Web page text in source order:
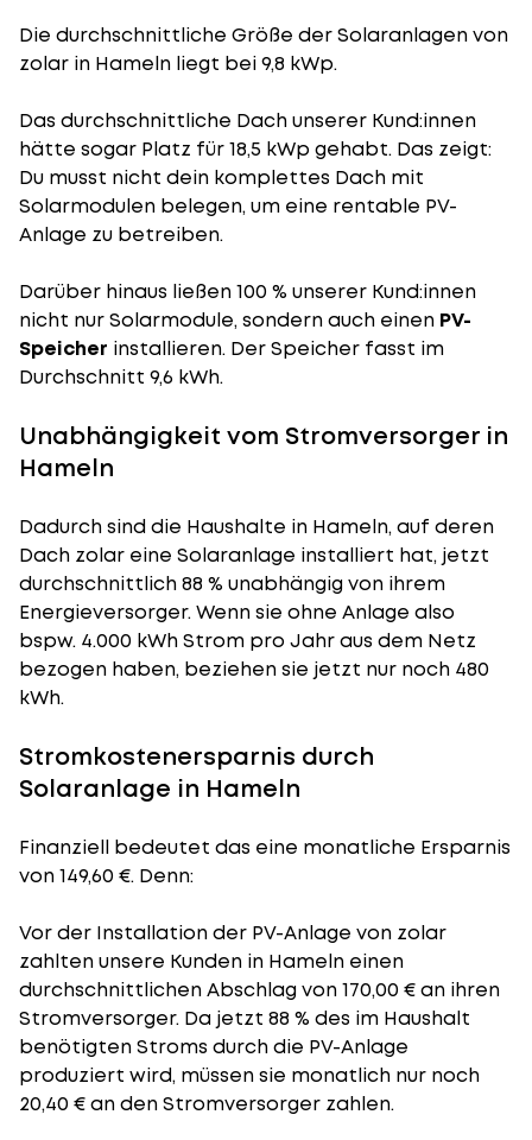
Die durchschnittliche Größe der Solaranlagenvon
zolar in Hameln liegt bei 9,8 kWp.
Das durchschnittliche Dach unserer Kund:innen
hätte sogar Platz für 18,5 kWp gehabt. Das zeigt:
Du musst nicht dein komplettes Dach mit
Solarmodulen belegen, um eine rentable PV-
Anlage zu betreiben.
Darüber hinaus ließen 100 % unserer Kund:innen
nicht nur Solarmodule, sondern auch einen PV-
Speicher installieren. Der Speicher fasst im
Durchschnitt 9,6 kWh.
Unabhängigkeit vom Stromversorger in
Hameln
Dadurch sind die Haushalte in Hameln, auf deren
Dach zolar eine Solaranlage installiert hat, jetzt
durchschnittlich 88 % unabhängig von ihrem
Energieversorger. Wenn sie ohne Anlage also
bspw. 4.000 kWh Strom pro Jahr aus dem Netz
bezogen haben, beziehen sie jetzt nur noch 480
kWh.
Stromkostenersparnis durch
Solaranlage in Hameln
Finanziell bedeutet das eine monatliche Ersparnis
von 149,60 €. Denn:
Vor der Installation der PV-Anlage von zolar
zahlten unsere Kunden in Hameln einen
durchschnittlichen Abschlag von 170,00 € an ihren
Stromversorger. Da jetzt 88 % des im Haushalt
benötigten Stroms durch die PV-Anlage
produziert wird, müssen sie monatlich nur noch
20,40 € an den Stromversorger zahlen.